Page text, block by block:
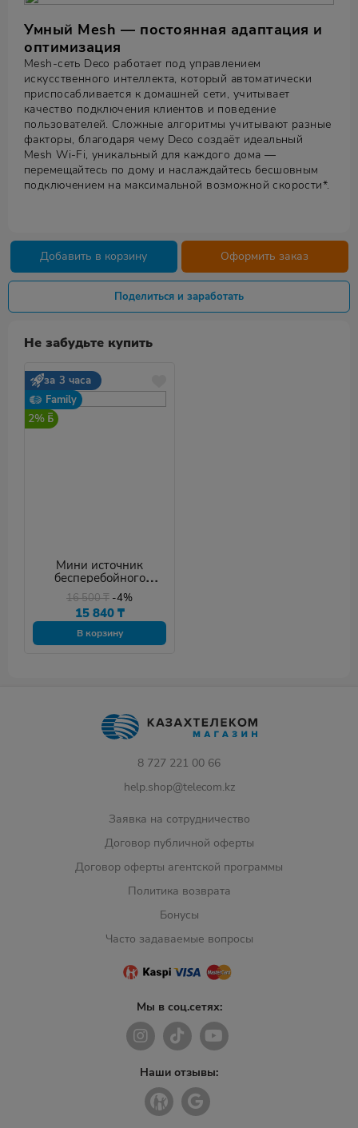
Умный Mesh — постоянная адаптация и
оптимизация
Mesh-сеть Deco работает под управлением
искусственного интеллекта, который автоматически
приспосабливается к домашней сети, учитывает
качество подключения клиентов и поведение
пользователей. Сложные алгоритмы учитывают разные
факторы, благодаря чему Deco создаёт идеальный
Mesh Wi-Fi, уникальный для каждого дома —
перемещайтесь по дому и наслаждайтесь бесшовным
подключением на максимальной возможной скорости*.
Добавить в корзину Оформить заказ
Поделиться и заработать
Не забудьте купить
за 3 часа
Family
2%
Мини источник
бесперебойного
питания Marsriva KP4
16 500₸ -4%
15 840 ₸
В корзину
8 727 221 00 66
help.shop@telecom.kz
Заявка на сотрудничество
Договор публичной оферты
Договор оферты агентской программы
Политика возврата
Бонусы
Часто задаваемые вопросы
Мы в соц.сетях:
Наши отзывы: